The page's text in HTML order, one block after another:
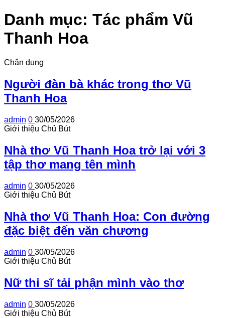
Danh mục: Tác phẩm Vũ
Thanh Hoa
Chân dung
Người đàn bà khác trong thơ Vũ
Thanh Hoa
admin 0 30/05/2026
Giới thiệu Chủ Bút
Nhà thơ Vũ Thanh Hoa trở lại với 3
tập thơ mang tên mình
admin 0 30/05/2026
Giới thiệu Chủ Bút
Nhà thơ Vũ Thanh Hoa: Con đường
đặc biệt đến văn chương
admin 0 30/05/2026
Giới thiệu Chủ Bút
Nữ thi sĩ tải phận mình vào thơ
admin 0 30/05/2026
Giới thiệu Chủ Bút